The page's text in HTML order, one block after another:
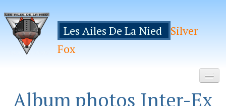
Les Ailes De La Nied
Silver
Fox
Accueil
Album photos Inter-Ex